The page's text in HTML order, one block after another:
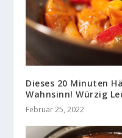
Dieses 20 Minuten
Wahnsinn! Würzig
Februar 25, 2022